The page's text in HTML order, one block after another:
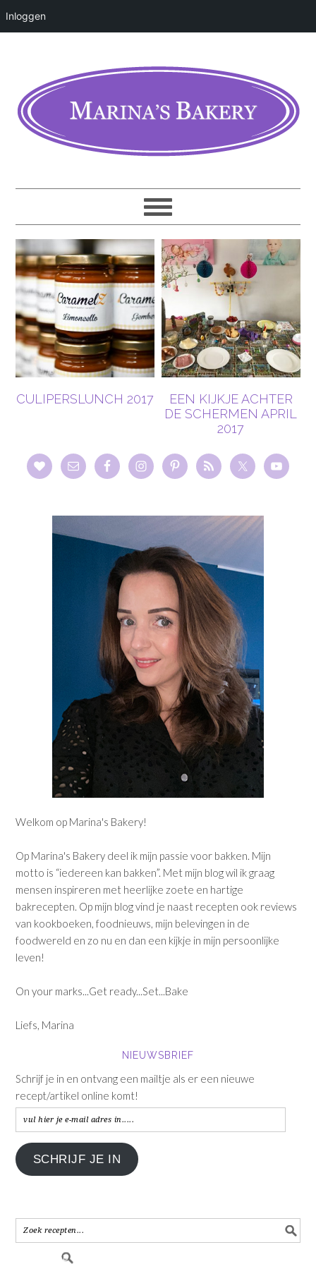
Inloggen
CULIPERSLUNCH 2017
EEN KIJKJE ACHTER
DE SCHERMEN APRIL
2017
Welkom op Marina's Bakery!
Op Marina's Bakery deel ik mijn passie voor bakken. Mijn
motto is “iedereen kan bakken”. Met mijn blog wil ik graag
mensen inspireren met heerlijke zoete en hartige
bakrecepten. Op mijn blog vind je naast recepten ook reviews
van kookboeken, foodnieuws, mijn belevingen in de
foodwereld en zo nu en dan een kijkje in mijn persoonlijke
leven!
On your marks...Get ready...Set...Bake
Liefs, Marina
NIEUWSBRIEF
Schrijf je in en ontvang een mailtje als er een nieuwe
recept/artikel online komt!
vul
hier
je
e-
in.....
SCHRIJF JE IN